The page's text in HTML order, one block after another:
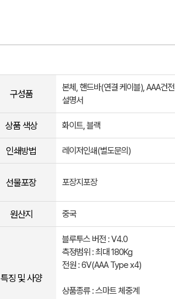
구성품
본체, 핸드바(연결 케이블), AAA건
설명서
상품 색상 화이트, 블랙
인쇄방법 레이저인쇄(별도문의)
선물포장 포장지포장
원산지 중국
특징 및 사양
블루투스 버전 : V4.0
측정범위 : 최대 180Kg
전원 : 6V(AAA Type x4)
상품종류 : 스마트 체중계